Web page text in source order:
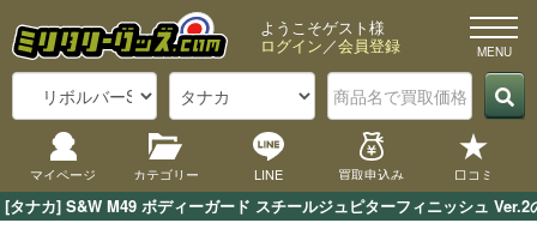
[タナカ] S&W M49 ボディーガード スチールジュピターフィニッシュ
ようこそゲスト様
ログイン／会員登録
マイページ カテゴリー LINE 買取申込み 口コミ